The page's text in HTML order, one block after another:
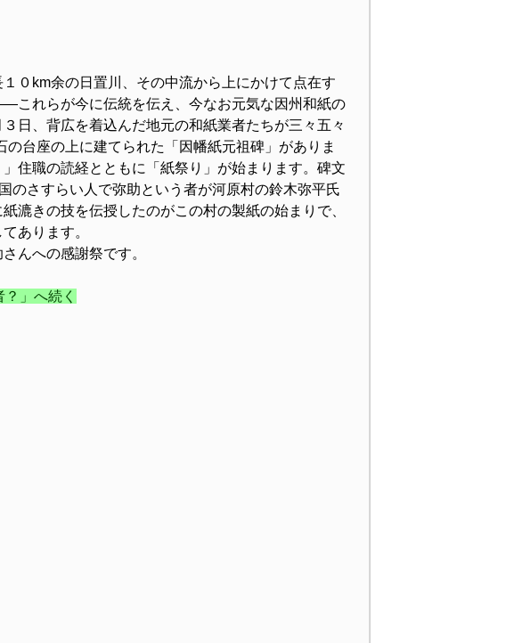
０km余の日置川、その中流から上にかけて点在す
これらが今に伝統を伝え、今なお元気な因州和紙の
日、背広を着込んだ地元の和紙業者たちが三々五々
台座の上に建てられた「因幡紙元祖碑」がありま
住職の読経とともに「紙祭り」が始まります。碑文
のさすらい人で弥助という者が河原村の鈴木弥平氏
漉きの技を伝授したのがこの村の製紙の始まりで、
あります。
んへの感謝祭です。
」へ続く